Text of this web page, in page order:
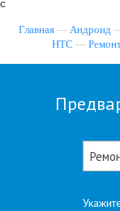
с
Главная— Андроид
HTC —